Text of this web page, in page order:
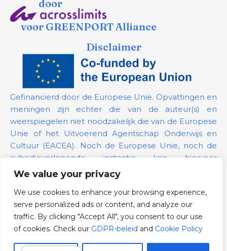
We value your privacy
We use cookies to enhance your browsing experience,
serve personalized ads or content, and analyze our
traffic. By clicking "Accept All", you consent to our use
of cookies. Check our GDPR-beleid and Cookie Policy
door
voor GREENPORT Alliance
Disclaimer
Gefinancierd door de Europese Unie. Opvattingen en
meningen zijn echter die van de auteur(s) en
weerspiegelen niet noodzakelijk die van de Europese
Unie of het Uitvoerend Agentschap Onderwijs en
Cultuur (EACEA). Noch de Europese Unie, noch de
subsidieverlenende instantie kan hiervoor
verantwoordelijk worden gehouden.
Projectnummer: 101139879
GDPR-beleid
Cookie Policy